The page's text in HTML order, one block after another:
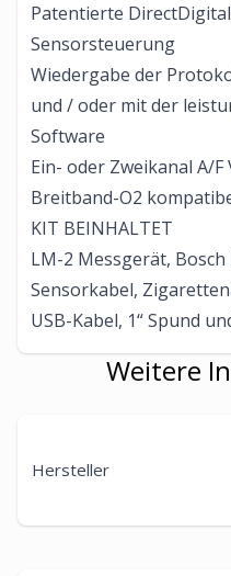
Patentierte
Sensorsteuerung
Wiedergabe der
und / oder mit der
Software
Ein- oder Zweikanal A/
Breitband-O2
KIT BEINHALTET
LM-2 Messgerät, Bosch
Sensorkabel,
USB-Kabel, 1“ Spund
Weitere
Hersteller